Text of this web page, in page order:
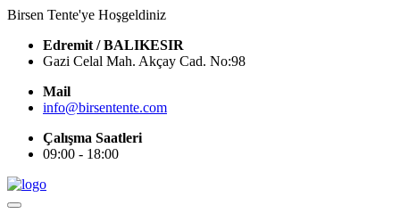
Birsen Tente'ye Hoşgeldiniz
Edremit / BALIKESIR
Gazi Celal Mah. Akçay Cad. No:98
Mail
info@birsentente.com
Çalışma Saatleri
09:00 - 18:00